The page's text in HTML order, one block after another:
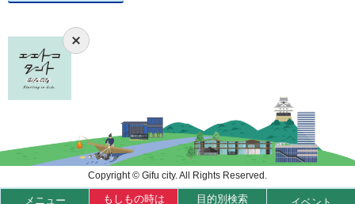
メニュー もしもの時は 目的別検索
Copyright © Gifu city. All Rights Reserved.